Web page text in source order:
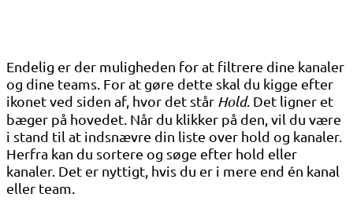
Endelig er der muligheden for at filtrere dine kanaler
og dine teams. For at gøre dette skal du kigge efter
ikonet ved siden af, hvor det står Hold. Det ligner et
bæger på hovedet. Når du klikker på den, vil du være
i stand til at indsnævre din liste over hold og kanaler.
Herfra kan du sortere og søge efter hold eller
kanaler. Det er nyttigt, hvis du er i mere end én kanal
eller team.